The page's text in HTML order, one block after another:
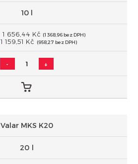
10 l
1 656,44 Kč (1 368,96 bez DPH)
1 159,51 Kč (958,27 bez DPH)
- +
Valar MKS K20
20 l